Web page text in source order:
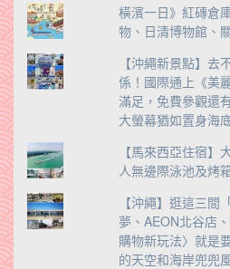
橫濱一日》紅磚倉
物、日清博物館、
【沖繩新景點】去
係！國際通上《美
滿足，免費參觀還
大螢幕猶如置身海
【馬來西亞住宿】
人無邊際泳池及烤
【沖繩】逛這三間
夢、AEON北谷店
購物新玩法〉就是
的天空和海岸兜兜